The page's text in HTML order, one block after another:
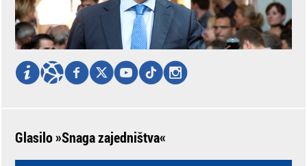
Glasilo »Snaga zajedništva«